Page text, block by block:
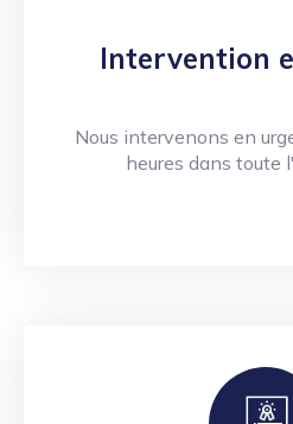
Intervention
Nous intervenons en
heures dans toute